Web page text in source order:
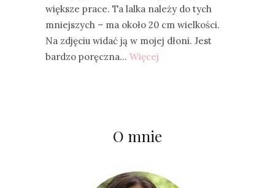
większe prace. Ta lalka należy do tych
mniejszych – ma około 20 cm wielkości.
Na zdjęciu widać ją w mojej dłoni. Jest
bardzo poręczna… Więcej
O mnie